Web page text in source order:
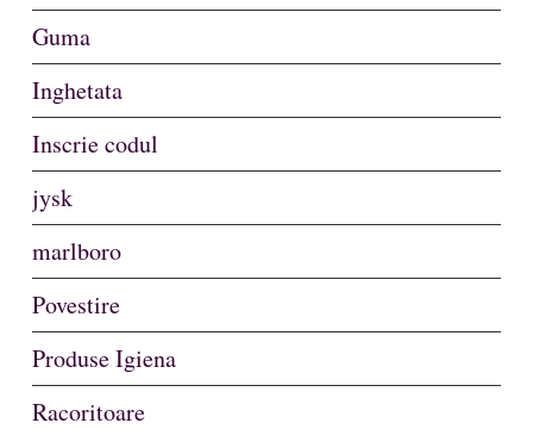
Guma
Inghetata
Inscrie codul
jysk
marlboro
Povestire
Produse Igiena
Racoritoare